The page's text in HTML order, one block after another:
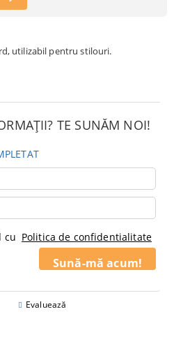
utilizabil pentru stilouri.
TE SUNĂM NOI!
cu Politica de confidentialitate
Evaluează